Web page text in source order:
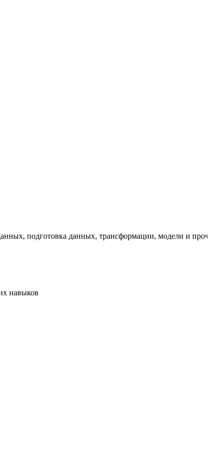
подготовка данных, трансформации, модели и
навыков